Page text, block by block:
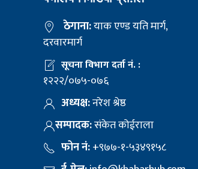
ठेगाना:याक एण्ड यति मार्ग,
दरवारमार्ग
सूचना विभाग दर्ता नं. :
१२२२/०७५-०७६
अध्यक्ष:नरेश श्रेष्ठ
सम्पादक:संकेत कोईराला
फोन नं:+९७७-१-५३४९१५८